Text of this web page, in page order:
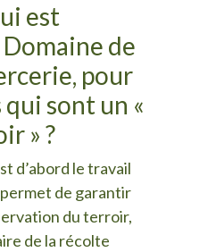
est
de
pour
sont un «
» ?
d’abord le travail
de garantir
du terroir,
de la récolte